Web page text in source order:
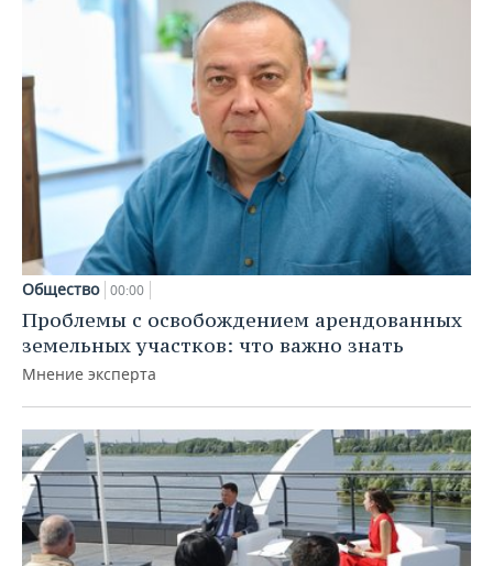
Общество 00:00
Проблемы с освобождением арендованных
земельных участков: что важно знать
Мнение эксперта